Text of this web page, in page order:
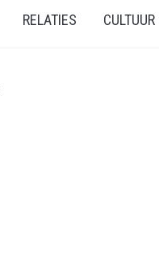
RELATIES CULTUUR